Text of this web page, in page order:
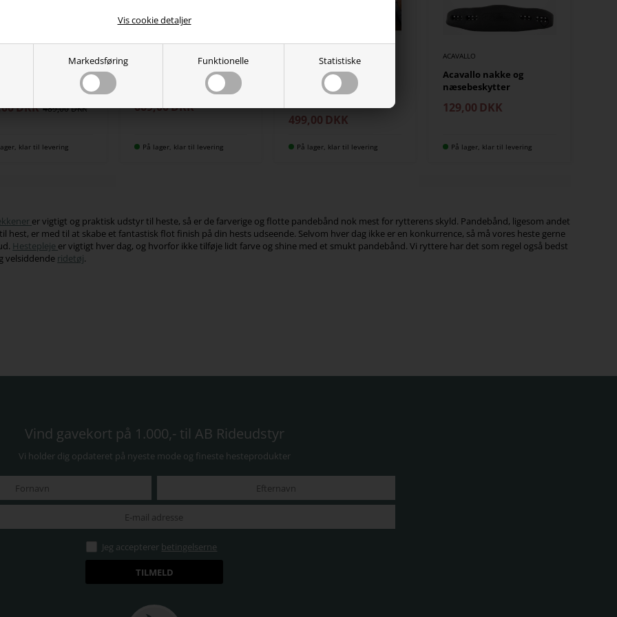
Markedsføring Funktionelle Statistiske
Vis cookie detaljer
pandebånd
Outlet
DKK 489,00
klar til levering
pandebånd Siena
669,00DKK
På lager, klar til levering
SCHOCKEMÖHLE
Schockemöhle
pandebånd
499,00 DKK
På lager, klar til levering
ACAVALLO
Acavallo nakke og
næsebeskytter
129,00 DKK
På lager, klar til levering
er vigtigt og praktisk udstyr til heste, så er de farverige og flotte pandebånd nok mest for rytterens skyld. Pandebånd, ligesom andet
hest, er med til at skabe et fantastisk flot finish på din hests udseende. Selvom hver dag ikke er en konkurrence, så må vores heste gerne
Hestepleje er vigtigt hver dag, og hvorfor ikke tilføje lidt farve og shine med et smukt pandebånd. Vi ryttere har det som regel også bedst
velsiddende ridetøj.
Vind gavekort på 1.000,- til AB Rideudstyr
Vi holder dig opdateret på nyeste mode og fineste hesteprodukter
Jeg accepterer betingelserne